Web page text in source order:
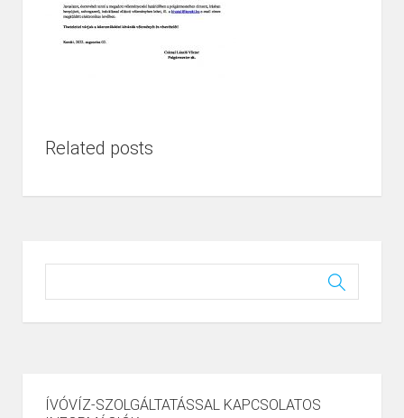
Related posts
ÍVÓVÍZ-SZOLGÁLTATÁSSAL KAPCSOLATOS